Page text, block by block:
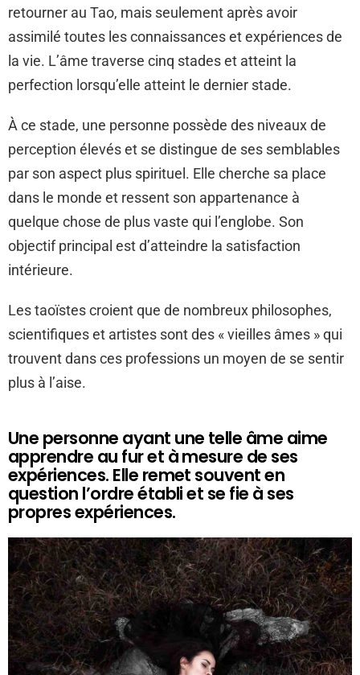
retourner au Tao, mais seulement après avoir
assimilé toutes les connaissances et expériences de
la vie. L’âme traverse cinq stades et atteint la
perfection lorsqu’elle atteint le dernier stade.
À ce stade, une personne possède des niveaux de
perception élevés et se distingue de ses semblables
par son aspect plus spirituel. Elle cherche sa place
dans le monde et ressent son appartenance à
quelque chose de plus vaste qui l’englobe. Son
objectif principal est d’atteindre la satisfaction
intérieure.
Les taoïstes croient que de nombreux philosophes,
scientifiques et artistes sont des « vieilles âmes » qui
trouvent dans ces professions un moyen de se sentir
plus à l’aise.
Une personne ayant une telle âme aime
apprendre au fur et à mesure de ses
expériences. Elle remet souvent en
question l’ordre établi et se fie à ses
propres expériences.